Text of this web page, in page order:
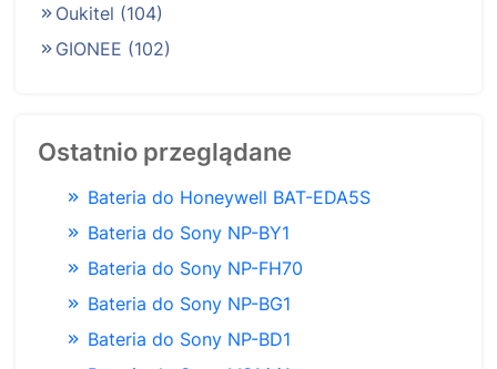
Oukitel (104)
GIONEE (102)
Ostatnio przeglądane
Bateria do Honeywell BAT-EDA5S
Bateria do Sony NP-BY1
Bateria do Sony NP-FH70
Bateria do Sony NP-BG1
Bateria do Sony NP-BD1